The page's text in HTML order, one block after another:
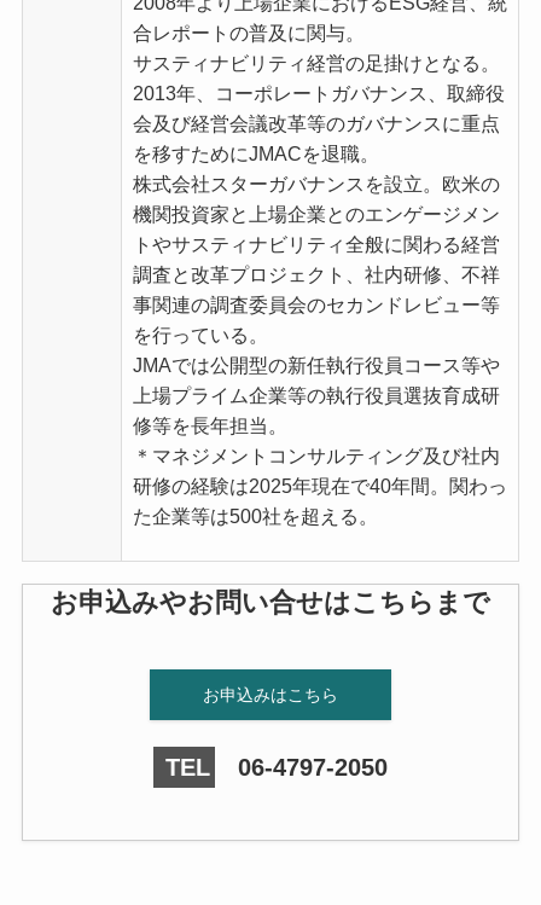
合レポートの普及に関与。
サスティナビリティ経営の足掛けとなる。
2013年、コーポレートガバナンス、取締役
会及び経営会議改革等のガバナンスに重点
を移すためにJMACを退職。
株式会社スターガバナンスを設立。欧米の
機関投資家と上場企業とのエンゲージメン
トやサスティナビリティ全般に関わる経営
調査と改革プロジェクト、社内研修、不祥
事関連の調査委員会のセカンドレビュー等
を行っている。
JMAでは公開型の新任執行役員コース等や
上場プライム企業等の執行役員選抜育成研
修等を長年担当。
＊マネジメントコンサルティング及び社内
研修の経験は2025年現在で40年間。関わっ
た企業等は500社を超える。
お申込みやお問い合せはこちらまで
お申込みはこちら
TEL 06-4797-2050